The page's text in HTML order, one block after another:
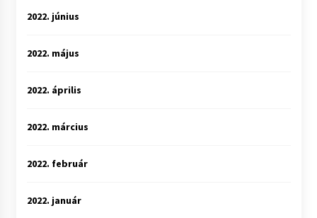
2022. június
2022. május
2022. április
2022. március
2022. február
2022. január